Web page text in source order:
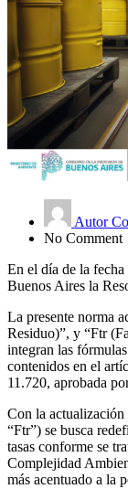
Autor
No Comment
En el día de la
Buenos Aires la
La presente norma
Residuo)”, y “Ftr
integran las
contenidos en el
11.720, aprobada
Con la
“Ftr”) se busca
tasas conforme se
Complejidad
más acentuado a la